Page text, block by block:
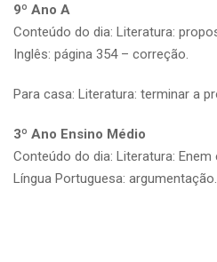
9º Ano A
Conteúdo do dia: Literatura:
Inglês: página 354 – correção.
Para casa: Literatura: terminar a
3º Ano Ensino Médio
Conteúdo do dia: Literatura: Enem
Língua Portuguesa: argumentação.